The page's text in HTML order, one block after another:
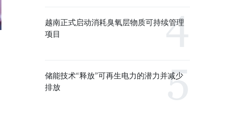
越南正式启动消耗臭氧层物质可持续管理
项目
储能技术“释放”可再生电力的潜力并减少
排放